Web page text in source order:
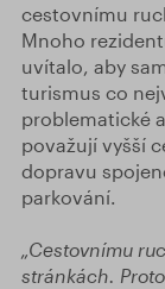
cestovnímu
Mnoho
uvítalo, aby
turismus co
problematické
považují vyšší
dopravu
parkování.
„Cestovnímu
stránkách.